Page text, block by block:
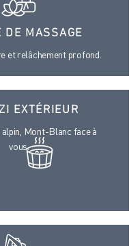
DE MASSAGE
et relâchement profond.
EXTÉRIEUR
alpin, Mont-Blanc face à
vous.